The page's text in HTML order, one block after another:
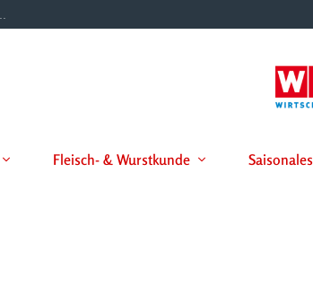
Fleisch- & Wurstkunde Saisonales